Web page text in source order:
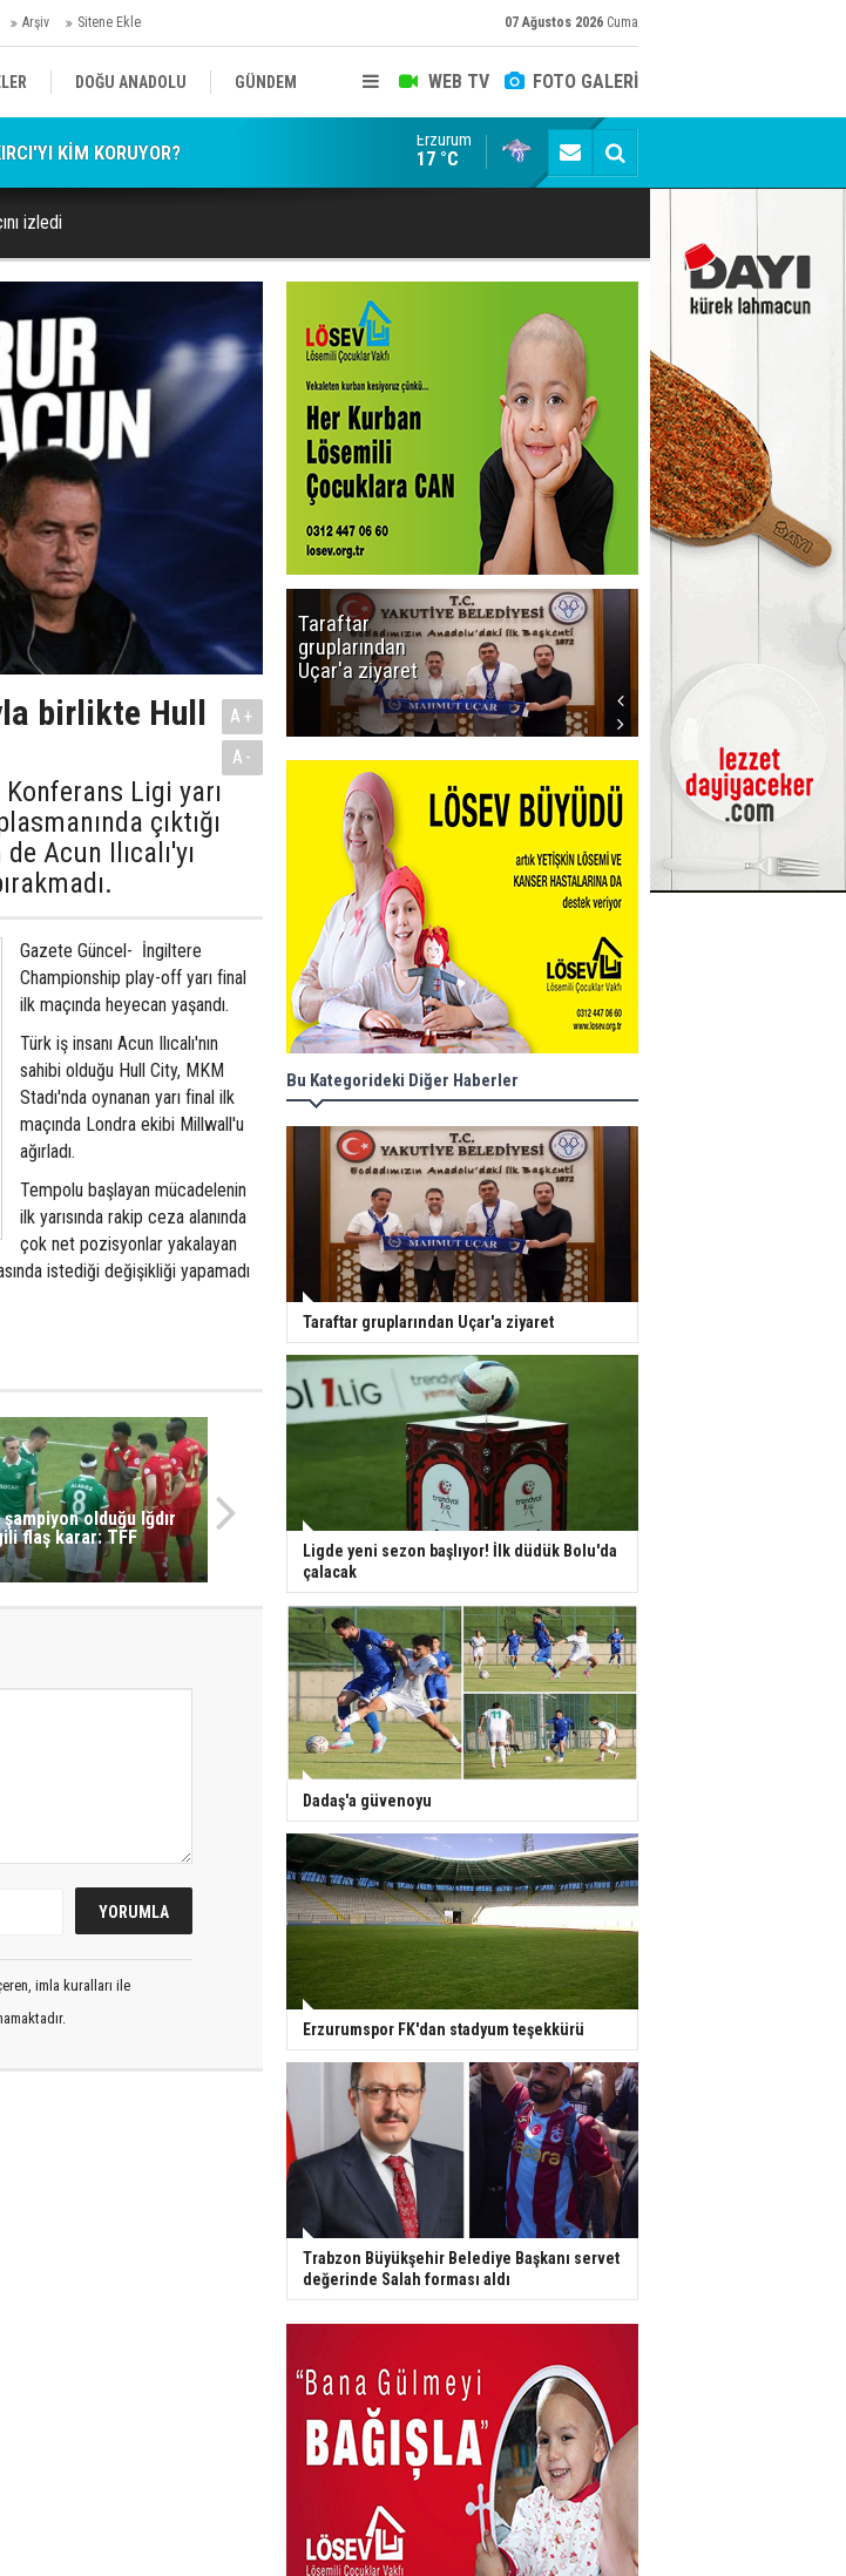
Arşiv Sitene Ekle 07 Ağustos 2026 Cuma
WEB TV FOTO GALERİ
DOĞU ANADOLU GÜNDEM
SPOR
KİM KORUYOR? Taraftar gruplarından Uçar'a ziyaret
Erzurum
17 °C
izledi
birlikte Hull
Ligi yarı
çıktığı
Acun Ilıcalı'yı
A+
A-
Gazete Güncel- İngiltere
Championship play-off yarı final
ilk maçında heyecan yaşandı.
Türk iş insanı Acun Ilıcalı'nın
sahibi olduğu Hull City, MKM
Stadı'nda oynanan yarı final ilk
maçında Londra ekibi Millwall'u
ağırladı.
Tempolu başlayan mücadelenin
ilk yarısında rakip ceza alanında
çok net pozisyonlar yakalayan
istediği değişikliği yapamadı
olduğu Iğdır
flaş karar: TFF
imla kuralları ile
Taraftar
gruplarından
Uçar'a ziyaret
başlıyor! İlk
düdük Bolu'da
çalacak
Bu Kategorideki Diğer Haberler
Taraftar gruplarından Uçar'a ziyaret
Ligde yeni sezon başlıyor! İlk düdük Bolu'da
çalacak
Dadaş'a güvenoyu
Erzurumspor FK'dan stadyum teşekkürü
Trabzon Büyükşehir Belediye Başkanı servet
değerinde Salah forması aldı